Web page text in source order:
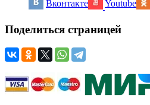
Вконтакте Youtube
Поделиться страницей